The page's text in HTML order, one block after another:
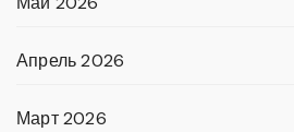
Апрель 2026
Март 2026